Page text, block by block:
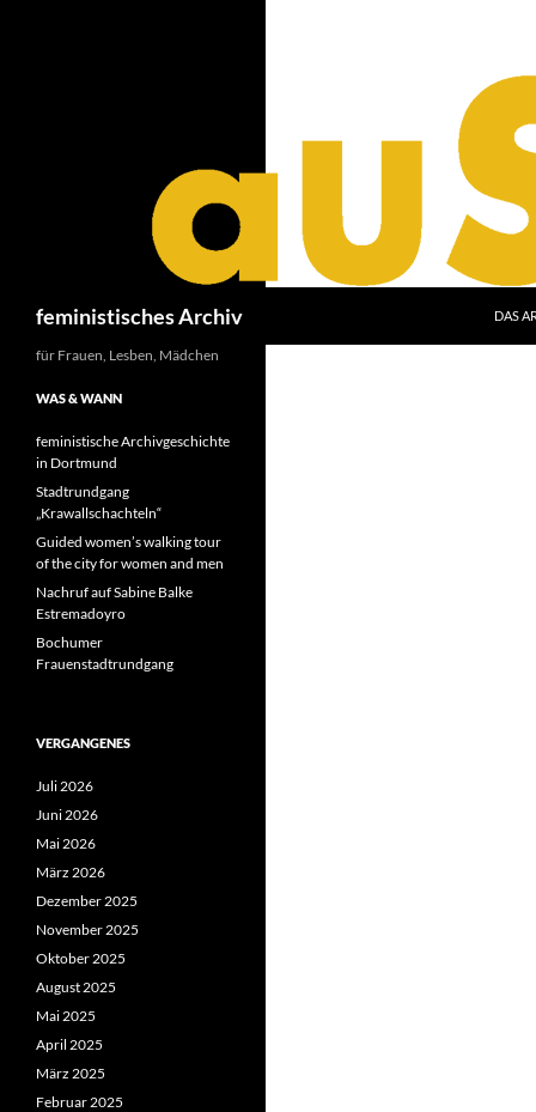
feministisches Archiv DAS
für Frauen, Lesben, Mädchen
WAS & WANN
feministische Archivgeschichte
in Dortmund
Stadtrundgang
„Krawallschachteln“
Guided women’s walking tour
of the city for women and men
Nachruf auf Sabine Balke
Estremadoyro
Bochumer
Frauenstadtrundgang
VERGANGENES
Juli 2026
Juni 2026
Mai 2026
März 2026
Dezember 2025
November 2025
Oktober 2025
August 2025
Mai 2025
April 2025
März 2025
Februar 2025